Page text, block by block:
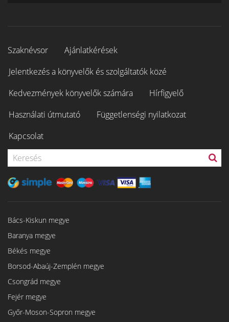
Szaknévsor
Ajánlatkérések
Jelentkezés a könyvelők és szolgáltatók közé
Kedvezmények könyvelők számára
Hírfigyelő
Használati útmutató
Függetlenségi nyilatkozat
Kapcsolat
Bács-Kiskun megye
Baranya megye
Békés megye
Borsod-Abaúj-Zemplén megye
Csongrád megye
Fejér megye
Győr-Moson-Sopron megye